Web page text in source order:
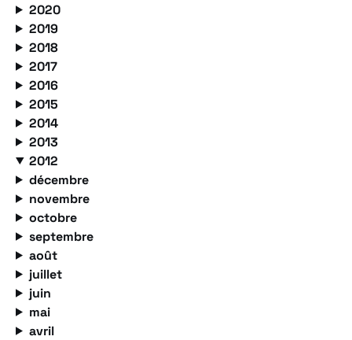
2020
2019
2018
2017
2016
2015
2014
2013
2012
décembre
novembre
octobre
septembre
août
juillet
juin
mai
avril